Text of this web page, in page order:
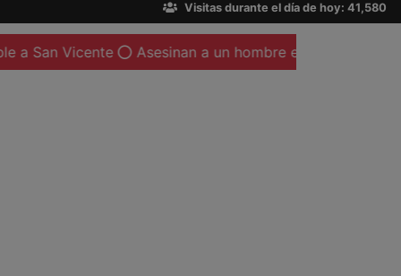
Visitas durante el día de hoy: 41,580
Asesinan a un hombre en Valle de San Pedro; en